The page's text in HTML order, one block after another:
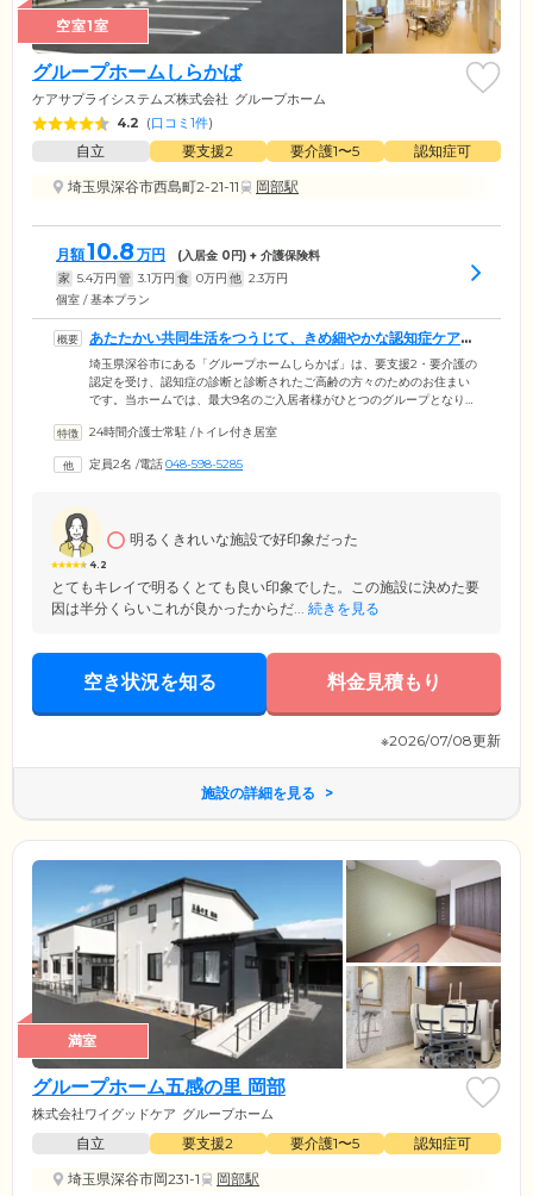
空室1室
グループホームしらかば
ケアサプライシステムズ株式会社 グループホーム
4.2 (口コミ1件)
自立 要支援2 要介護1〜5
認知症可
埼玉県深谷市西島町2-21-11
岡部駅
月額10.8 万円 (入居金 0円) + 介護保険料
家 5.4万円 管 3.1万円 食 0万円 他 2.3万円
個室 / 基本プラン
あたたかい共同生活をつうじて、きめ細やかな認知症ケアを
ご提供します
埼玉県深谷市にある「グループホームしらかば」は、要支援2・要介護の
認定を受け、認知症の診断と診断されたご高齢の方々のためのお住まい
です。当ホームでは、最大9名のご入居者様がひとつのグループとなり、
活を送っています。スタッフは日常をとおしてご入居者様それぞれの個
どからお一人おひとりが得意とする家事のお手伝いをいただいておりま
24時間介護士常駐 /トイレ付き居室
定員2名 /電話048-598-5285
4.2
明るくきれいな施設で好印象だった
とてもキレイで明るくとても良い印象でした。この施設に決めた要
因は半分くらいこれが良かったからだ... 続きを見る
空き状況を知る 料金見積もり
※2026/07/08更新
施設の詳細を見る
満室
グループホーム五感の里 岡部
株式会社ワイグッドケア グループホーム
自立 要支援2 要介護1〜5
認知症可
埼玉県深谷市岡231-1
岡部駅